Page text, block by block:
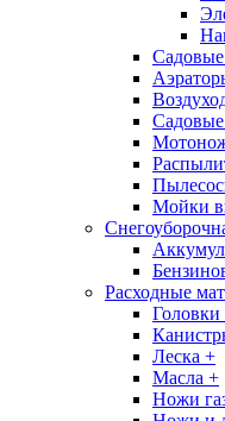
Садовые
Мойки
Расходные
Леска +
Масла +
Ножи